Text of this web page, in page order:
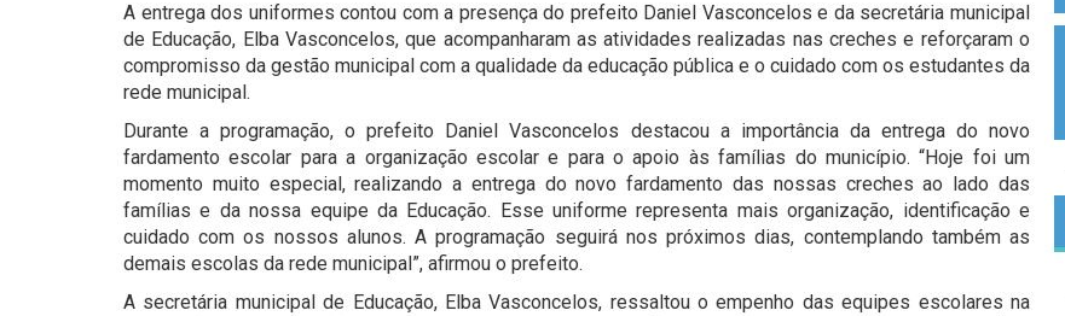
A entrega dos uniformes contou com a presença do prefeito Daniel Vasconcelos e da secretária municipal
de Educação, Elba Vasconcelos, que acompanharam as atividades realizadas nas creches e reforçaram o
compromisso da gestão municipal com a qualidade da educação pública e o cuidado com os estudantes da
rede municipal.
Durante a programação, o prefeito Daniel Vasconcelos destacou a importância da entrega do novo
fardamento escolar para a organização escolar e para o apoio às famílias do município. “Hoje foi um
momento muito especial, realizando a entrega do novo fardamento das nossas creches ao lado das
famílias e da nossa equipe da Educação. Esse uniforme representa mais organização, identificação e
cuidado com os nossos alunos. A programação seguirá nos próximos dias, contemplando também as
demais escolas da rede municipal”, afirmou o prefeito.
A secretária municipal de Educação, Elba Vasconcelos, ressaltou o empenho das equipes escolares na